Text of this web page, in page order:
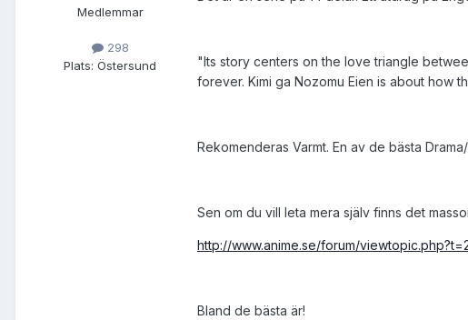
Medlemmar
298
Plats: Östersund
"Its story centers on the love triangle
forever. Kimi ga Nozomu Eien is about how
Rekomenderas Varmt. En av de bästa
Sen om du vill leta mera själv finns det
http://www.anime.se/forum/
Bland de bästa är!